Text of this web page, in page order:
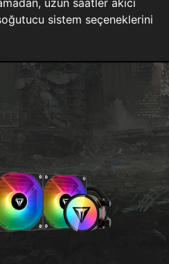
uzun saatler akıcı
sistem seçeneklerini